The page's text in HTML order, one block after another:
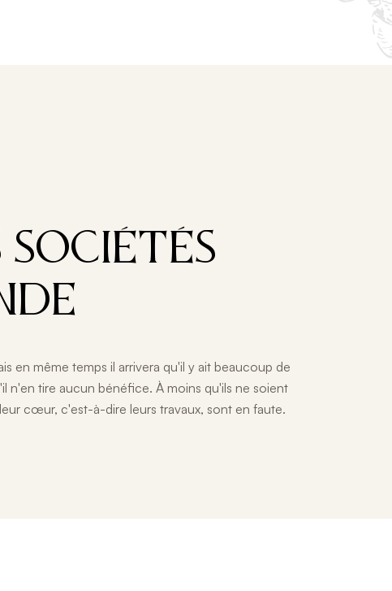
SOCIÉTÉS
en même temps il arrivera qu'il y ait beaucoup de
n'en tire aucun bénéfice. À moins qu'ils ne soient
cœur, c'est-à-dire leurs travaux, sont en faute.